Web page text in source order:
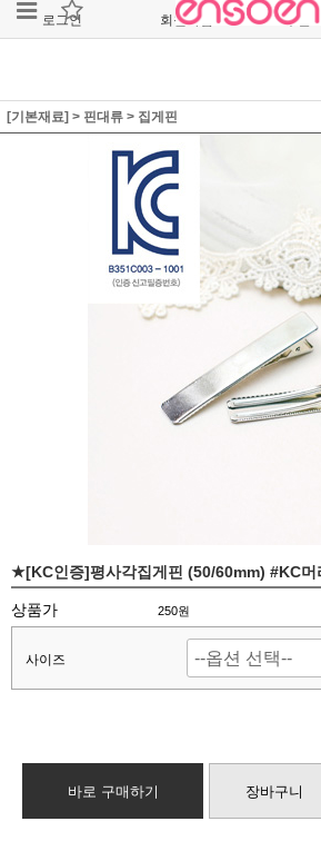
로그인 회원가입 주문
[기본재료] > 핀대류 > 집게핀
★[KC인증]평사각집게핀 (50/60mm) #KC머
상품가 250원
사이즈
바로 구매하기 장바구니